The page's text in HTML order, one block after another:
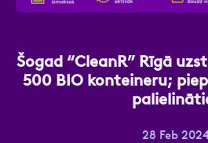
Šogad “CleanR” Rīgā
500 BIO konteineru;
28 Feb